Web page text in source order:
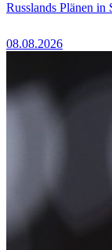
Russlands Plänen in
08.08.2026